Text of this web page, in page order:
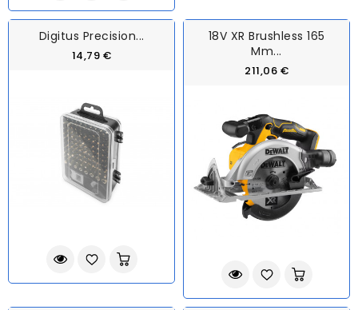
Digitus Precision...
14,79 €
18V XR Brushless 165
Mm...
211,06 €